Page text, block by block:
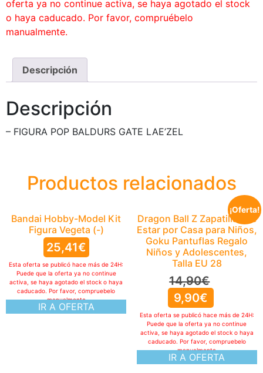
oferta ya no continue activa, se haya agotado el stock
o haya caducado. Por favor, compruébelo
manualmente.
Descripción
Descripción
– FIGURA POP BALDURS GATE LAE’ZEL
Productos relacionados
Bandai Hobby-Model Kit
Figura Vegeta (-)
25,41€
IR A OFERTA
Esta oferta se publicó hace más de 24H:
Puede que la oferta ya no continue
activa, se haya agotado el stock o haya
caducado. Por favor, compruebelo
manualmente
¡Oferta!
Dragon Ball Z Zapatillas de
Estar por Casa para Niños,
Goku Pantuflas Regalo
Niños y Adolescentes,
Talla EU 28
14,90€
9,90€
IR A OFERTA
Esta oferta se publicó hace más de 24H:
Puede que la oferta ya no continue
activa, se haya agotado el stock o haya
caducado. Por favor, compruebelo
manualmente